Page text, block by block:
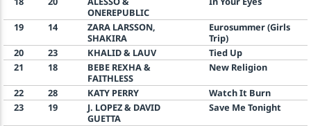
ONEREPUBLIC
19 14
ZARA LARSSON,
SHAKIRA
Eurosummer (Girls
Trip)
20
23 KHALID & LAUV
Tied Up
21
18
BEBE REXHA &
FAITHLESS
New Religion
22 28 KATY PERRY
Watch It Burn
23
19
J. LOPEZ & DAVID
GUETTA
Save Me Tonight